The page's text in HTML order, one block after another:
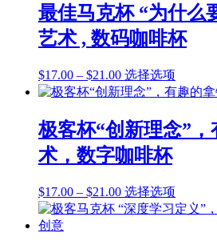
这
些
选
产
品
页
选
这
些
围：
$17.00
至
有
多
种
可
产
品
选
最佳马克杯 “为什么
艺术 , 数码咖啡杯
$17.00 – $21.00价
格
围：
$17.00
至
选择选项
产
有
多
可
极客杯“创新理念”
术，数字咖啡杯
$17.00 – $21.00价
格
选择选项
产